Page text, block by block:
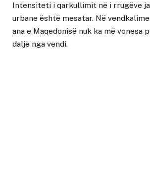
Intensiteti i qarkullimit në i rrugëve
urbane është mesatar. Në
ana e Maqedonisë nuk ka më vonesa
dalje nga vendi.